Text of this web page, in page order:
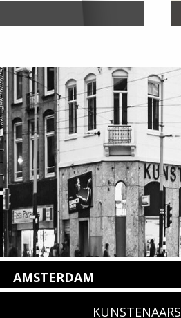
AMSTERDAM
1075 VX AmsterdamKUNSTENAARS